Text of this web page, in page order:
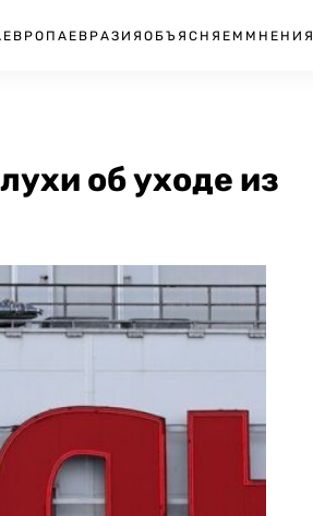
ЕВРОПА ЕВРАЗИЯ ОБЪЯСНЯЕМ МНЕНИЯ
об уходе из